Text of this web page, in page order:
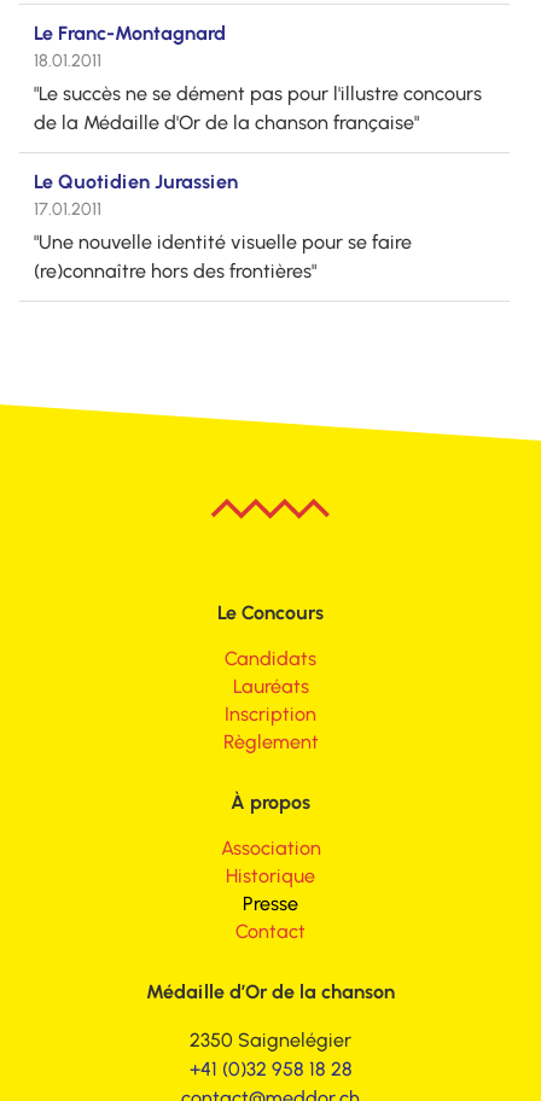
Le Franc-Montagnard
18.01.2011
"Le succès ne se dément pas pour l'illustre concours
de la Médaille d'Or de la chanson française"
Le Quotidien Jurassien
17.01.2011
"Une nouvelle identité visuelle pour se faire
(re)connaître hors des frontières"
Le Concours
Candidats
Lauréats
Inscription
Règlement
Médaille d’Or de la chanson
2350 Saignelégier
+41 (0)32 958 18 28
À propos
Association
Historique
Presse
Contact